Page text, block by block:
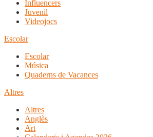
Influencers
Juvenil
Videojocs
Escolar
Escolar
Música
Quaderns de Vacances
Altres
Altres
Anglès
Art